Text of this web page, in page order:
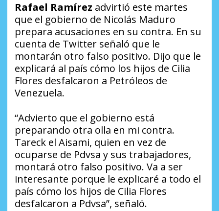
Rafael Ramírez advirtió este martes
que el gobierno de Nicolás Maduro
prepara acusaciones en su contra. En su
cuenta de Twitter señaló que le
montarán otro falso positivo. Dijo que le
explicará al país cómo los hijos de Cilia
Flores desfalcaron a Petróleos de
Venezuela.
“Advierto que el gobierno está
preparando otra olla en mi contra.
Tareck el Aisami, quien en vez de
ocuparse de Pdvsa y sus trabajadores,
montará otro falso positivo. Va a ser
interesante porque le explicaré a todo el
país cómo los hijos de Cilia Flores
desfalcaron a Pdvsa”, señaló.